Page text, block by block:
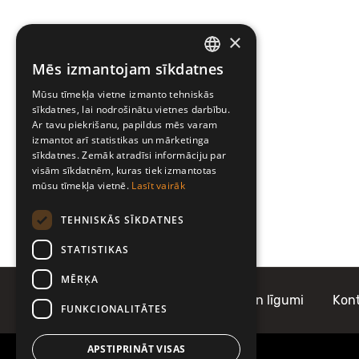
Par Mobilly Noteikumi un līgumi
LATVIAN
ENGLISH
×
Mēs izmantojam sīkdatnes
Mūsu tīmekļa vietne izmanto tehniskās
sīkdatnes, lai nodrošinātu vietnes darbību.
Ar tavu piekrišanu, papildus mēs varam
izmantot arī statistikas un mārketinga
sīkdatnes. Zemāk atradīsi informāciju par
visām sīkdatnēm, kuras tiek izmantotas
mūsu tīmekļa vietnē. Lasīt vairāk
TEHNISKĀS SĪKDATNES
STATISTIKAS
MĒRĶA
FUNKCIONALITĀTES
APSTIPRINĀT VISAS